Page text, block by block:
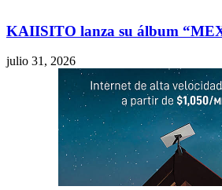
KAIISITO lanza su álbum
julio 31, 2026